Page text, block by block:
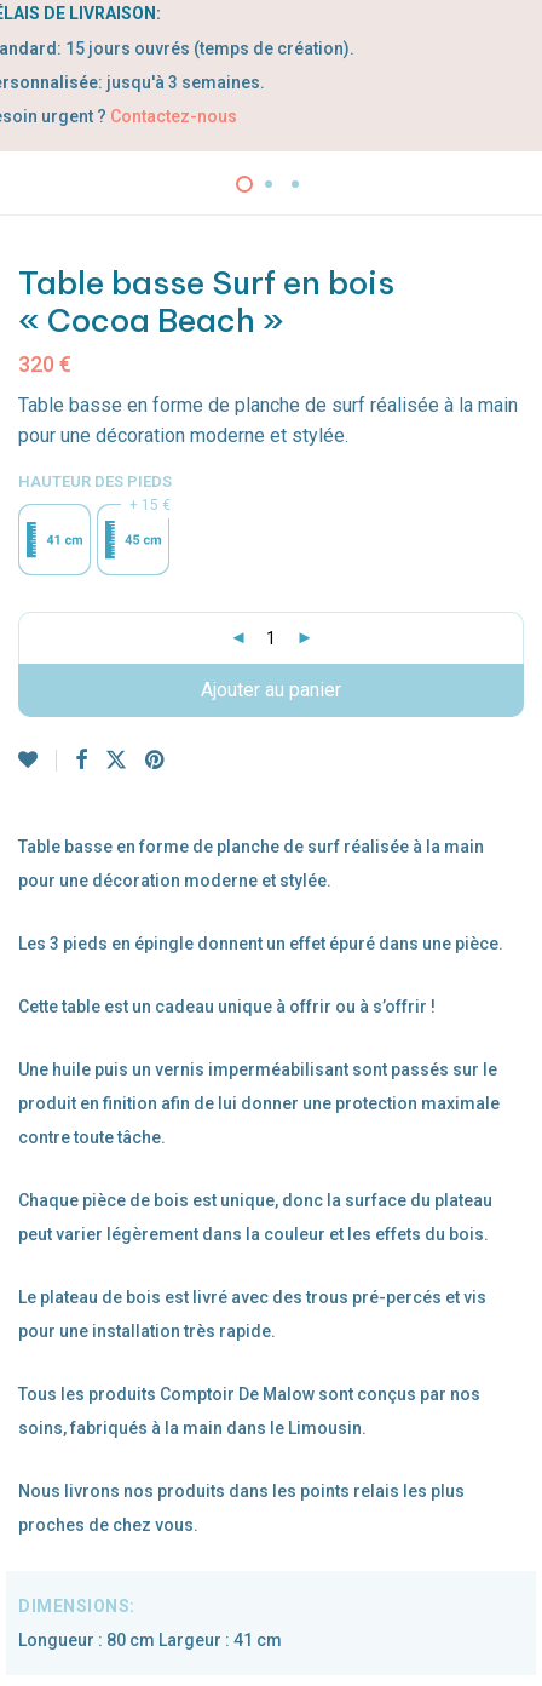
DE LIVRAISON:
: 1 5 jours ouvrés (temps de création).
: jusqu'à 3 semaines.
urgent ? Contactez-nous
Table basse Surf en bois
« Cocoa Beach »
320 €
Table basse en forme de planche de surf réalisée à la main
pour une décoration moderne et stylée.
HAUTEUR DES PIEDS
15 €
Ajouter au panier
Table basse en forme de planche de surf réalisée à la main
pour une décoration moderne et stylée.
Les 3 pieds en épingle donnent un effet épuré dans une pièce.
Cette table est un cadeau unique à offrir ou à s’offrir !
Une huile puis un vernis imperméabilisant sont passés sur le
produit en finition afin de lui donner une protection maximale
contre toute tâche.
Chaque pièce de bois est unique, donc la surface du plateau
peut varier légèrement dans la couleur et les effets du bois.
Le plateau de bois est livré avec des trous pré-percés et vis
pour une installation très rapide.
Tous les produits Comptoir De Malow sont conçus par nos
soins, fabriqués à la main dans le Limousin.
Nous livrons nos produits dans les points relais les plus
proches de chez vous.
Longueur : 80 cm Largeur : 41 cm